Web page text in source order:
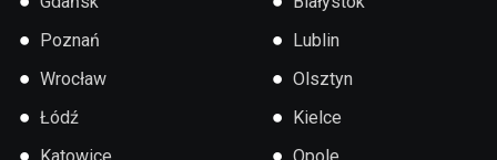
● Poznań
● Wrocław
● Łódź
●
● Lublin
● Olsztyn
● Kielce
●